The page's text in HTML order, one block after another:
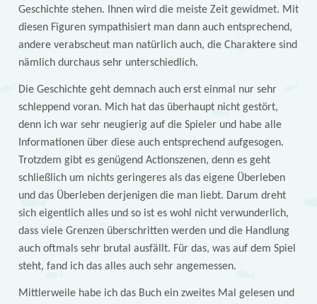
Geschichte stehen. Ihnen wird die meiste Zeit gewidmet. Mit
diesen Figuren sympathisiert man dann auch entsprechend,
andere verabscheut man natürlich auch, die Charaktere sind
nämlich durchaus sehr unterschiedlich.
Die Geschichte geht demnach auch erst einmal nur sehr
schleppend voran. Mich hat das überhaupt nicht gestört,
denn ich war sehr neugierig auf die Spieler und habe alle
Informationen über diese auch entsprechend aufgesogen.
Trotzdem gibt es genügend Actionszenen, denn es geht
schließlich um nichts geringeres als das eigene Überleben
und das Überleben derjenigen die man liebt. Darum dreht
sich eigentlich alles und so ist es wohl nicht verwunderlich,
dass viele Grenzen überschritten werden und die Handlung
auch oftmals sehr brutal ausfällt. Für das, was auf dem Spiel
steht, fand ich das alles auch sehr angemessen.
Mittlerweile habe ich das Buch ein zweites Mal gelesen und